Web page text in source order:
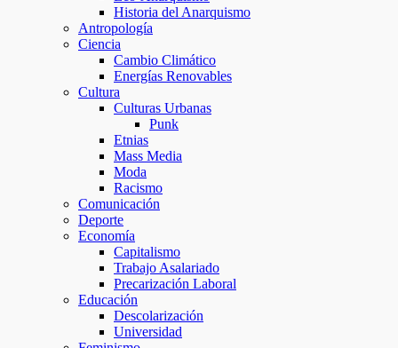
Historia del Anarquismo
Antropología
Ciencia
Cambio Climático
Energías Renovables
Cultura
Culturas Urbanas
Punk
Etnias
Mass Media
Moda
Racismo
Comunicación
Deporte
Economía
Capitalismo
Trabajo Asalariado
Precarización Laboral
Educación
Descolarización
Universidad